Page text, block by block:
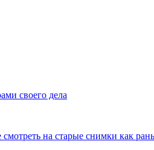
своего дела
на старые снимки как